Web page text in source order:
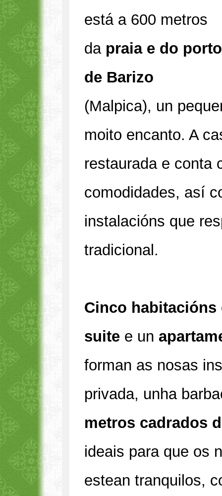
está a 600 metros
dapraia e do porto
de Barizo
(Malpica), un
moito encanto. A
restaurada e conta
comodidades, así
instalacións que
tradicional.
Cinco habitacións
suite e un
forman as nosas
privada, unha
metros cadrados
ideais para que os
estean tranquilos,